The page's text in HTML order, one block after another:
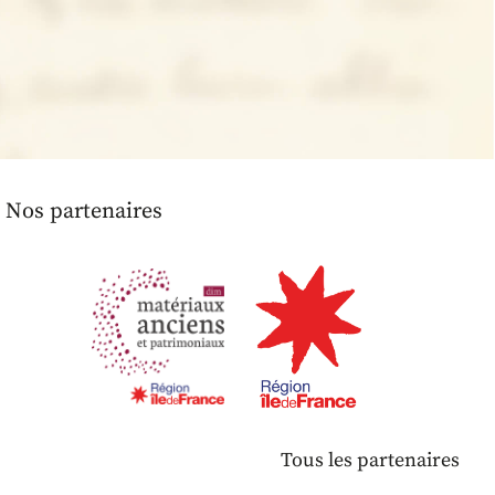
Nos partenaires
Tous les partenaires